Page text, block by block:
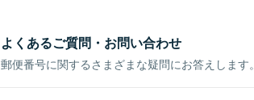
よくあるご質問・お問い合わせ
郵便番号に関するさまざまな疑問にお答えします。